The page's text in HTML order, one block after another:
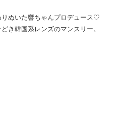
ぬいた響ちゃんプロデュース♡
き韓国系レンズのマンスリー。